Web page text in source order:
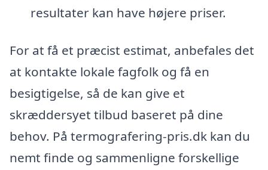
resultater kan have højere priser.
For at få et præcist estimat, anbefales det
at kontakte lokale fagfolk og få en
besigtigelse, så de kan give et
skræddersyet tilbud baseret på dine
behov. På termografering-pris.dk kan du
nemt finde og sammenligne forskellige